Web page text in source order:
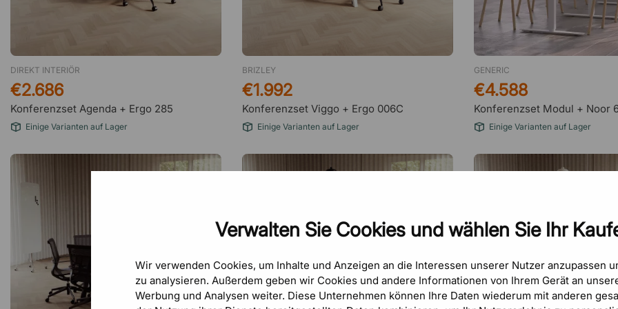
Verwalten Sie Cookies und wählen Sie Ihr
Wir verwenden Cookies, um Inhalte und Anzeigen an die Interessen unserer Nutzer anzupassen
zu analysieren. Außerdem geben wir Cookies und andere Informationen von Ihrem Gerät an
Werbung und Analysen weiter. Diese Unternehmen können Ihre Daten wiederum mit anderen
DIREKT INTERIÖR
Konferenzset Agenda + Ergo 285
€2.686
Einige Varianten auf Lager
BRIZLEY
Konferenzset Viggo + Ergo 006C
€1.992
Einige Varianten auf Lager
GENERIC
Konferenzset Modul + Noor
€4.588
Einige Varianten auf Lager